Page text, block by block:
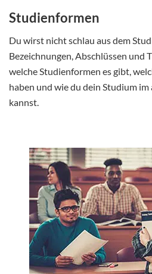
Studienformen
Du wirst nicht schlau aus dem
Bezeichnungen, Abschlüssen und
welche Studienformen es gibt,
haben und wie du dein Studium
kannst.